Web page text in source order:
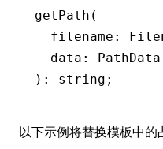
getPath (
filename:
  data: PathData
): string;
以下示例将替换模板中的